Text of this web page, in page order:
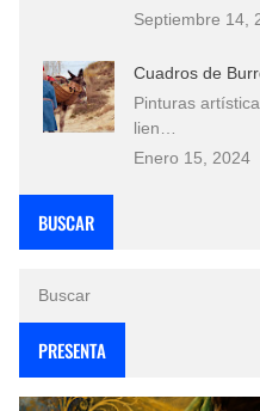
Septiembre 14,
Cuadros de
Pinturas
lien…
Enero 15, 2024
BUSCAR
PRESENTA